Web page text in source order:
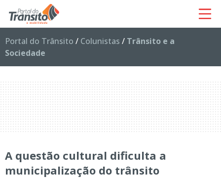
Portal do Trânsito / Colunistas / Trânsito e a
Sociedade
A questão cultural dificulta a
municipalização do trânsito